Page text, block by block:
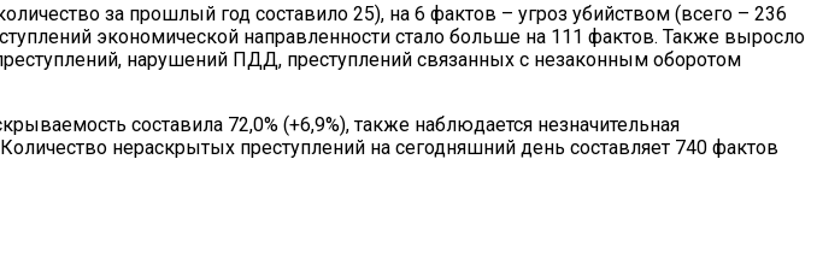
за прошлый год составило 25), на 6 фактов – угроз убийством (всего – 236
экономической направленности стало больше на 111 фактов. Также выросло
нарушений ПДД, преступлений связанных с незаконным оборотом
составила 72,0% (+6,9%), также наблюдается незначительная
нераскрытых преступлений на сегодняшний день составляет 740 фактов